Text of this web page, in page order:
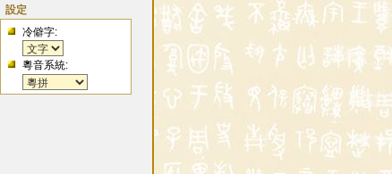
設定
冷僻字:
粵音系統: